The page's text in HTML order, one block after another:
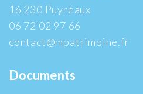
16 230 Puyréaux
06 72 02 97 66
contact@mpatrimoine.fr
Documents